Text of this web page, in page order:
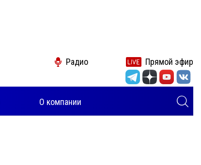
Радио Прямой эфир
О компании